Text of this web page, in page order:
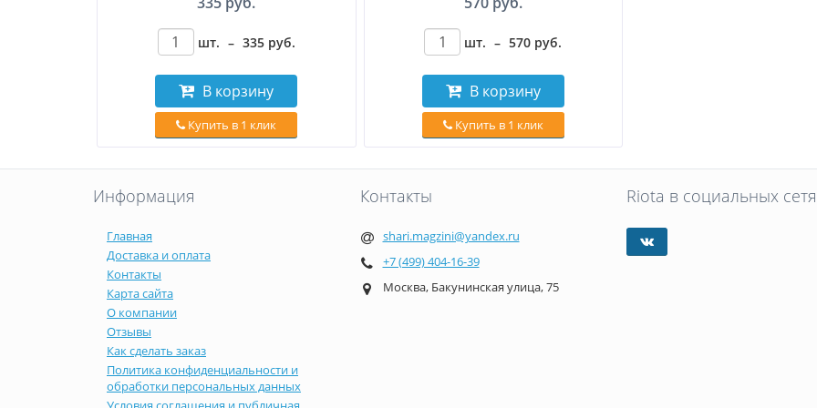
шт. – 335 руб.
В корзину
Купить в 1 клик
шт. – 570 руб.
В корзину
Купить в 1 клик
Информация
Главная
Доставка и оплата
Контакты
Карта сайта
О компании
Отзывы
Как сделать заказ
Политика конфиденциальности и
обработки персональных данных
Контакты
shari.magzini@yandex.ru
+7 (499) 404-16-39
Москва, Бакунинская улица, 75
Riota в социальных